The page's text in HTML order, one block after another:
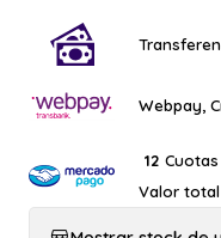
Webpay,
12
Valor total